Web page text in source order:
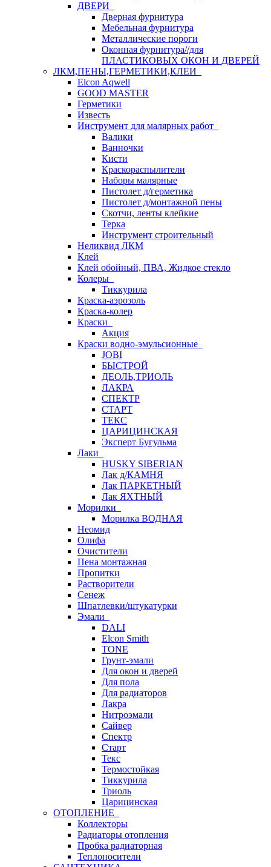
ДВЕРИ
Дверная фурнитура
Мебельная фурнитура
Металлические пороги
Оконная фурнитура//для
ПЛАСТИКОВЫХ ОКОН И ДВЕРЕЙ
ЛКМ,ПЕНЫ,ГЕРМЕТИКИ,КЛЕИ
Elcon Aqwell
GOOD MASTER
Герметики
Известь
Инструмент для малярных работ
Валики
Ванночки
Кисти
Краскораспылители
Наборы малярные
Пистолет д/герметика
Пистолет д/монтажной пены
Скотчи, ленты клейкие
Терка
Инструмент строительный
Неликвид ЛКМ
Клей
Клей обойный, ПВА, Жидкое стекло
Колеры
Тиккурила
Краска-аэрозоль
Краска-колер
Краски
Акция
Краски водно-эмульсионные
JOBI
БЫСТРОЙ
ДЕОЛЬ,ТРИОЛЬ
ЛАКРА
СПЕКТР
СТАРТ
ТЕКС
ЦАРИЦИНСКАЯ
Эксперт Бугульма
Лаки
HUSKY SIBERIAN
Лак д/КАМНЯ
Лак ПАРКЕТНЫЙ
Лак ЯХТНЫЙ
Морилки
Морилка ВОДНАЯ
Неомид
Олифа
Очистители
Пена монтажная
Пропитки
Растворители
Сенеж
Шпатлевки/штукатурки
Эмали
DALI
Elcon Smith
TONE
Грунт-эмали
Для окон и дверей
Для пола
Для радиаторов
Лакра
Нитроэмали
Сайвер
Спектр
Старт
Текс
Термостойкая
Тиккурила
Триоль
Царицинская
ОТОПЛЕНИЕ
Коллекторы
Радиаторы отопления
Пробка радиаторная
Теплоносители